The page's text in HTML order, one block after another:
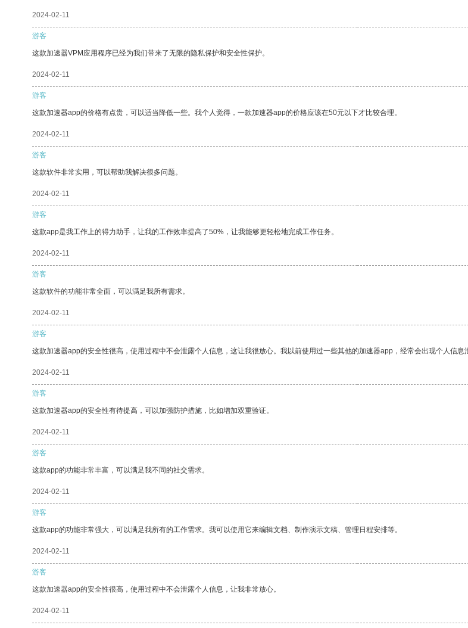
2024-02-11
游客
这款加速器VPM应用程序已经为我们带来了无限的隐私保护和安全性保护。
2024-02-11
游客
这款加速器app的价格有点贵，可以适当降低一些。我个人觉得，一款加速器app的价格应该在50元以下才比较合理。
2024-02-11
游客
这款软件非常实用，可以帮助我解决很多问题。
2024-02-11
游客
这款app是我工作上的得力助手，让我的工作效率提高了50%，让我能够更轻松地完成工作任务。
2024-02-11
游客
这款软件的功能非常全面，可以满足我所有需求。
2024-02-11
游客
这款加速器app的安全性很高，使用过程中不会泄露个人信息，这让我很放心。我以前使用过一些其他的加速器app，经常会出现个人信息
2024-02-11
游客
这款加速器app的安全性有待提高，可以加强防护措施，比如增加双重验证。
2024-02-11
游客
这款app的功能非常丰富，可以满足我不同的社交需求。
2024-02-11
游客
这款app的功能非常强大，可以满足我所有的工作需求。我可以使用它来编辑文档、制作演示文稿、管理日程安排等。
2024-02-11
游客
这款加速器app的安全性很高，使用过程中不会泄露个人信息，让我非常放心。
2024-02-11